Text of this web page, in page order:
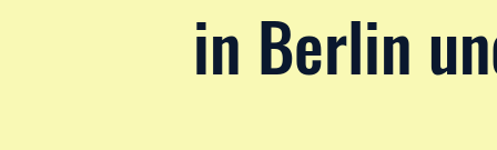
in Berlin